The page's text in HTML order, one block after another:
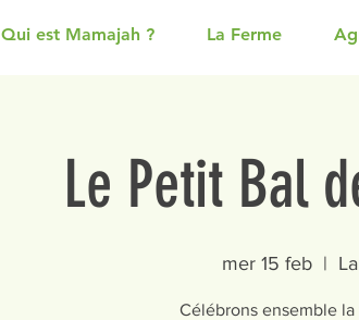
Qui est Mamajah ? La Ferme
Le Petit Bal
mer 15 feb
  |
Célébrons ensemble la